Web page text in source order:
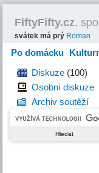
FiftyFifty.cz,
svátek má prý Roman
Po domácku
HravěDiskuze (100)
Osobní diskuze
Archiv soutěží